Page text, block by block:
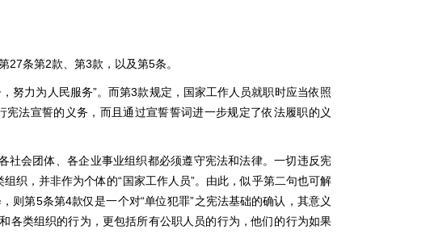
条第2款、第3款，以及第5条。
努力为人民服务”。而第3款规定，国家工作人员就职时应当依照
法宣誓的义务，而且通过宣誓誓词进一步规定了依法履职的义
社会团体、各企业事业组织都必须遵守宪法和法律。一切违反宪
织，并非作为个体的“国家工作人员”。由此，似乎第二句也可解
则第5条第4款仅是一个对“单位犯罪”之宪法基础的确认，其意义
各类组织的行为，更包括所有公职人员的行为，他们的行为如果